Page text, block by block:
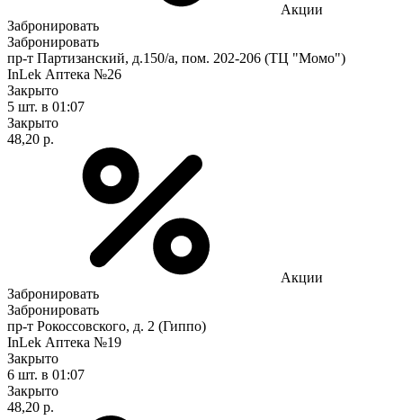
Акции
Забронировать
Забронировать
пр-т Партизанский, д.150/а, пом. 202-206 (ТЦ "Момо")
InLek Аптека №26
Закрыто
5 шт. в 01:07
Закрыто
48,20 р.
Акции
Забронировать
Забронировать
пр-т Рокоссовского, д. 2 (Гиппо)
InLek Аптека №19
Закрыто
6 шт. в 01:07
Закрыто
48,20 р.